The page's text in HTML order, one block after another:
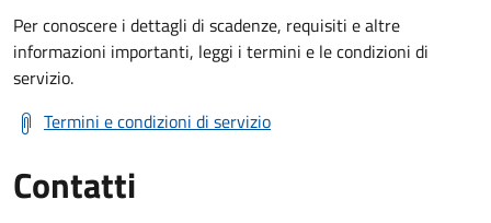
Per conoscere i dettagli di scadenze, requisiti e altre
informazioni importanti, leggi i termini e le condizioni di
servizio.
Termini e condizioni di servizio
Contatti